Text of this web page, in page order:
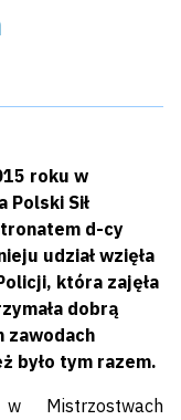
roku w
Polski Sił
d-cy
udział wzięła
która zajęła
dobrą
zawodach
było tym razem.
Mistrzostwach